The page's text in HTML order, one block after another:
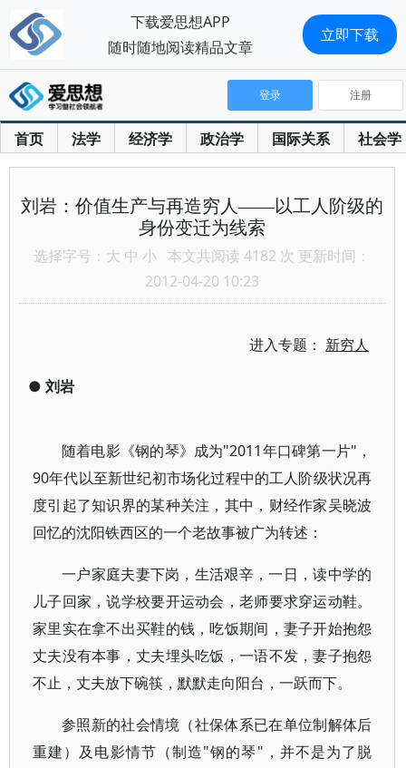
首页 法学 经济学 政治学 国际关系 社会学
登录 注册
刘岩：价值生产与再造穷人——以工人阶级的
身份变迁为线索
选择字号： 大 中 小 本文共阅读 4182 次 更新时间：
2012-04-20 10:23
进入专题： 新穷人
● 刘岩
随着电影《钢的琴》成为"2011年口碑第一片"，
90年代以至新世纪初市场化过程中的工人阶级状况再
度引起了知识界的某种关注，其中，财经作家吴晓波
回忆的沈阳铁西区的一个老故事被广为转述：
一户家庭夫妻下岗，生活艰辛，一日，读中学的
儿子回家，说学校要开运动会，老师要求穿运动鞋。
家里实在拿不出买鞋的钱，吃饭期间，妻子开始抱怨
丈夫没有本事，丈夫埋头吃饭，一语不发，妻子抱怨
不止，丈夫放下碗筷，默默走向阳台，一跃而下。
参照新的社会情境（社保体系已在单位制解体后
重建）及电影情节（制造"钢的琴"，并不是为了脱
下载爱思想APP
随时随地阅读精品文章
立即下载